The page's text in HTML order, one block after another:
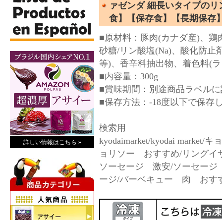
詳しい情報はこちら »
ァゼンダ 細長いタイプの
食】【保存食】【長期保存
■原材料：豚肉(カナダ産)、鶏
砂糖/リン酸塩(Na)、酸化防止
等)、香辛料抽出物、着色料(
■内容量：300g
■賞味期間：別途商品ラベル
■保存方法：-18度以下で保存
検索用
kyodaimarket/kyodai market/
ョリソー おすすめ/リング
ソーセージ 激安/ソーセー
ージ/バーベキュー 肉 おす